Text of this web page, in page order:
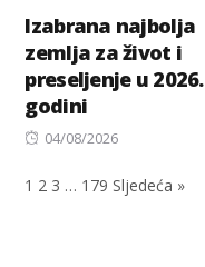
Izabrana najbolja
zemlja za život i
preseljenje u 2026.
godini
Posted
04/08/2026
1 2 3 … 179 Sljedeća »